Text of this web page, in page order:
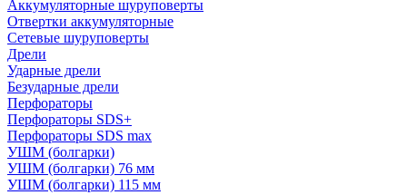
Аккумуляторные шуруповерты
Отвертки аккумуляторные
Сетевые шуруповерты
Дрели
Ударные дрели
Безударные дрели
Перфораторы
Перфораторы SDS+
Перфораторы SDS max
УШМ (болгарки)
УШМ (болгарки) 76 мм
УШМ (болгарки) 115 мм